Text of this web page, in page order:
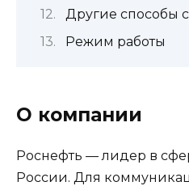
Другие способы
Режим работы
О компании
Роснефть — лидер в
России. Для